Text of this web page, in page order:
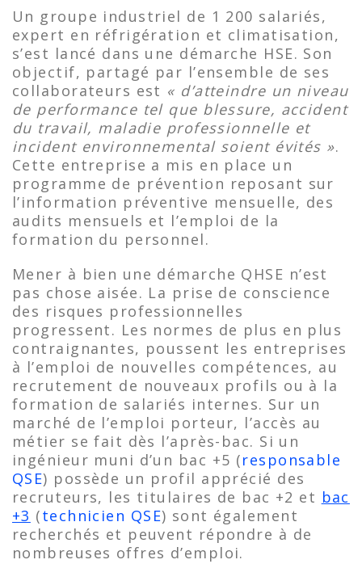
Un groupe industriel de 1 200 salariés,
expert en réfrigération et climatisation,
s’est lancé dans une démarche HSE. Son
objectif, partagé par l’ensemble de ses
collaborateurs est « d’atteindre un niveau
de performance tel que blessure, accident
du travail, maladie professionnelle et
incident environnemental soient évités ».
Cette entreprise a mis en place un
programme de prévention reposant sur
l’information préventive mensuelle, des
audits mensuels et l’emploi de la
formation du personnel.
Mener à bien une démarche QHSE n’est
pas chose aisée. La prise de conscience
des risques professionnelles
progressent. Les normes de plus en plus
contraignantes, poussent les entreprises
à l’emploi de nouvelles compétences, au
recrutement de nouveaux profils ou à la
formation de salariés internes. Sur un
marché de l’emploi porteur, l’accès au
métier se fait dès l’après-bac. Si un
ingénieur muni d’un bac +5 (responsable
QSE) possède un profil apprécié des
recruteurs, les titulaires de bac +2 et bac
+3 (technicien QSE) sont également
recherchés et peuvent répondre à de
nombreuses offres d’emploi.